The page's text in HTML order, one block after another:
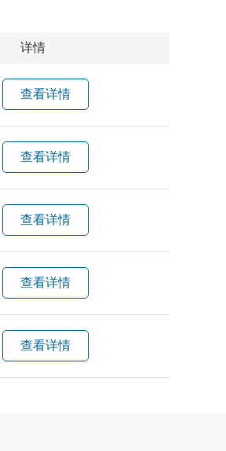
详情
查看详情
查看详情
查看详情
查看详情
查看详情